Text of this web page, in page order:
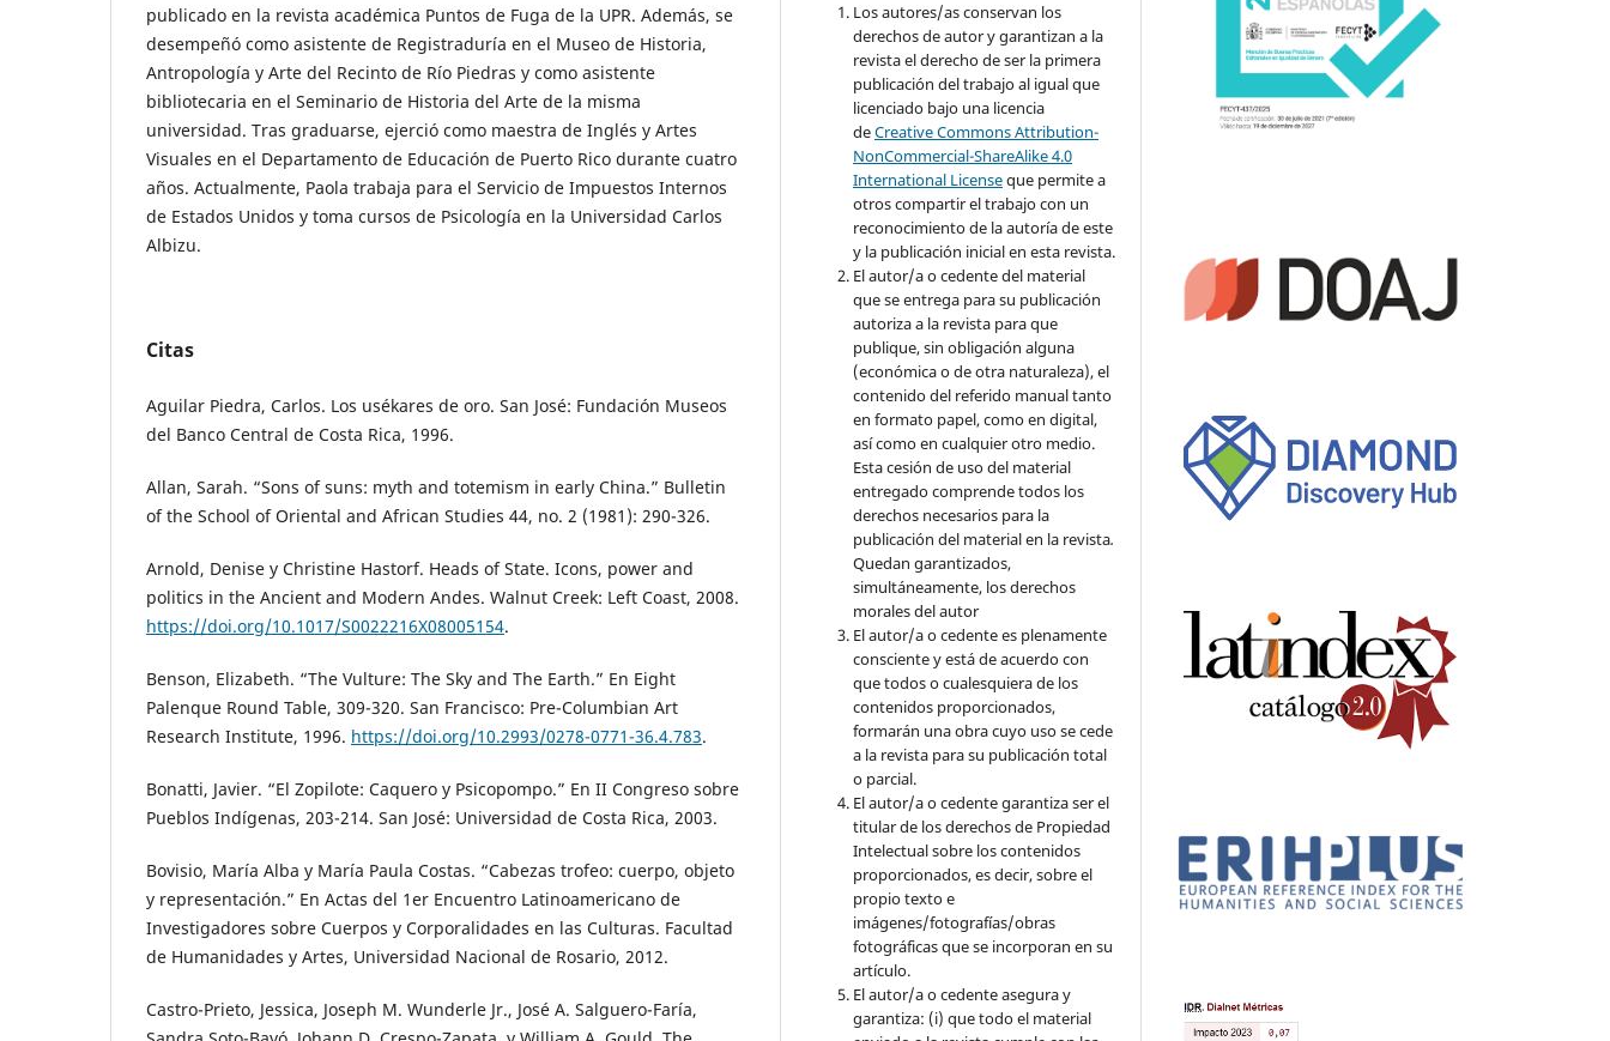
publicado en la revista académica Puntos de Fuga de la UPR. Además, se
desempeñó como asistente de Registraduría en el Museo de Historia,
Antropología y Arte del Recinto de Río Piedras y como asistente
bibliotecaria en el Seminario de Historia del Arte de la misma
universidad. Tras graduarse, ejerció como maestra de Inglés y Artes
Visuales en el Departamento de Educación de Puerto Rico durante cuatro
años. Actualmente, Paola trabaja para el Servicio de Impuestos Internos
de Estados Unidos y toma cursos de Psicología en la Universidad Carlos
Albizu.
Citas
Aguilar Piedra, Carlos. Los usékares de oro. San José: Fundación Museos
del Banco Central de Costa Rica, 1996.
Allan, Sarah. “Sons of suns: myth and totemism in early China.” Bulletin
of the School of Oriental and African Studies 44, no. 2 (1981): 290-326.
Arnold, Denise y Christine Hastorf. Heads of State. Icons, power and
politics in the Ancient and Modern Andes. Walnut Creek: Left Coast, 2008.
https://doi.org/10.1017/S0022216X08005154.
Benson, Elizabeth. “The Vulture: The Sky and The Earth.” En Eight
Palenque Round Table, 309-320. San Francisco: Pre-Columbian Art
Research Institute, 1996. https://doi.org/10.2993/0278-0771-36.4.783.
Bonatti, Javier. “El Zopilote: Caquero y Psicopompo.” En II Congreso sobre
Pueblos Indígenas, 203-214. San José: Universidad de Costa Rica, 2003.
Bovisio, María Alba y María Paula Costas. “Cabezas trofeo: cuerpo, objeto
y representación.” En Actas del 1er Encuentro Latinoamericano de
Investigadores sobre Cuerpos y Corporalidades en las Culturas. Facultad
de Humanidades y Artes, Universidad Nacional de Rosario, 2012.
Castro-Prieto, Jessica, Joseph M. Wunderle Jr., José A. Salguero-Faría,
Los autores/as conservan los
derechos de autor y garantizan a la
revista el derecho de ser la primera
publicación del trabajo al igual que
licenciado bajo una licencia
deCreative Commons Attribution-
NonCommercial-ShareAlike 4.0
International Licenseque permite a
otros compartir el trabajo con un
reconocimiento de la autoría de este
y la publicación inicial en esta revista.
El autor/a o cedente del material
que se entrega para su publicación
autoriza a la revista para que
publique, sin obligación alguna
(económica o de otra naturaleza), el
contenido del referido manual tanto
en formato papel, como en digital,
así como en cualquier otro medio.
Esta cesión de uso del material
entregado comprende todos los
derechos necesarios para la
publicación del material en la revista.
Quedan garantizados,
simultáneamente, los derechos
morales del autor
El autor/a o cedente es plenamente
consciente y está de acuerdo con
que todos o cualesquiera de los
contenidos proporcionados,
formarán una obra cuyo uso se cede
a la revista para su publicación total
o parcial.
El autor/a o cedente garantiza ser el
titular de los derechos de Propiedad
Intelectual sobre los contenidos
proporcionados, es decir, sobre el
propio texto e
imágenes/fotografías/obras
fotográficas que se incorporan en su
artículo.
El autor/a o cedente asegura y
garantiza: (i) que todo el material